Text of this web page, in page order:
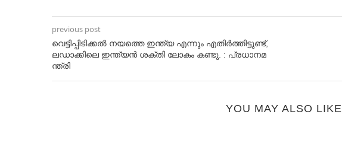
previous post
വെ​ട്ടി​പ്പി​ടി​ക്ക​ല്‍ ന​യ​ത്തെ ഇ​ന്ത്യ എ​ന്നും എ​തി​ര്‍​ത്തി​ട്ടു​ണ്ട്,
ല​ഡാ​ക്കി​ലെ ഇ​ന്ത്യ​ന്‍ ശ​ക്തി ലോ​കം ക​ണ്ടു. : പ്ര​ധാ​ന​മ​
ന്ത്രി
YOU MAY ALSO LIKE